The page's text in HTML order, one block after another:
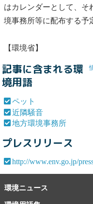
はカレンダーとして、そ
境事務所等に配布する予
【環境省】
記事に含まれる環
境用語
ペット
近隣騒音
地方環境事務所
プレスリリース
http://www.env.go.jp/
環境ニュース